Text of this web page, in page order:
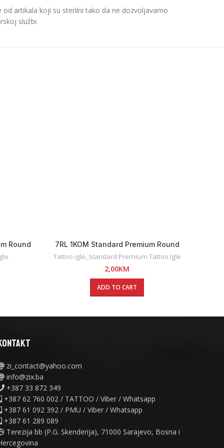
artikala koji su sterilni tako da ne dozvoljavamo
službi.
Round
7RL 1KOM Standard Premium Round
Liner Tattoo Igla
Tattoo igle, Standard Premium Tattoo Igle
2,00KM
ADD TO CART
zi_contact@yahoo.com
info@zix.ba
+387 33 872 349
+387 62 760 002 / TATTOO / Viber / Whatsapp
+387 61 092 392 / PMU / Viber / Whatsapp
+387 61 289 089
Terezija bb (P.G. Skenderija), 71000 Sarajevo, Bosna i